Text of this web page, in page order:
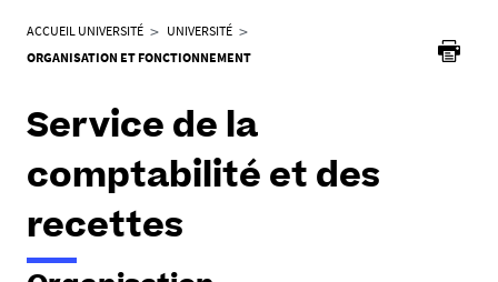
V
o
s
ê
e
s
i
c
ACCUEIL UNIVERSITÉ
UNIVERSITÉ
ORGANISATION ET FONCTIONNEMENT
Service de la
comptabilité et des
recettes